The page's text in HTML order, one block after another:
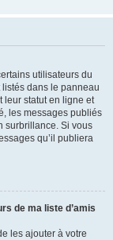
utilisateurs du
listés dans le panneau
leur statut en ligne et
les messages publiés
surbrillance. Si vous
qu’il publiera
de ma liste d’amis
les ajouter à votre